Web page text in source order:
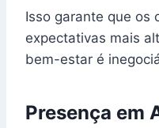
Isso garante que os
expectativas mais
bem-estar é
Presença em